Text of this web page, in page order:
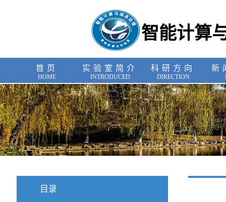
智能计算
首页
HOME
实验室简介
INTRODUCED
科研方向
DIRECTION
新
目录